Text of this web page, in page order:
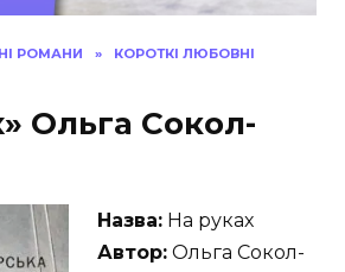
РОМАНИ »
КОРОТКІ ЛЮБОВНІ
Ольга Сокол-
Назва: На руках
Автор: Ольга Сокол-